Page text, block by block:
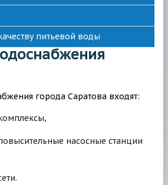
питьевой воды
города Саратова входят:
насосные станции